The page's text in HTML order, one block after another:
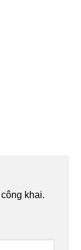
khai.